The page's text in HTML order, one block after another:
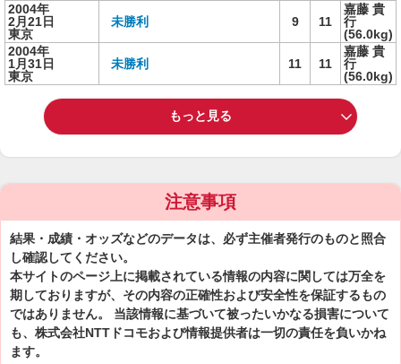
2004年
2月21日
東京
未勝利 9 11
嘉藤 貴
行
(56.0kg)
2004年
1月31日
東京
未勝利 11 11
嘉藤 貴
行
(56.0kg)
もっと見る
注意事項
結果・成績・オッズなどのデータは、必ず主催者発行のものと照合
し確認してください。
本サイトのページ上に掲載されている情報の内容に関しては万全を
期しておりますが、その内容の正確性および安全性を保証するもの
ではありません。 当該情報に基づいて被ったいかなる損害について
も、株式会社NTTドコモおよび情報提供者は一切の責任を負いかね
ます。